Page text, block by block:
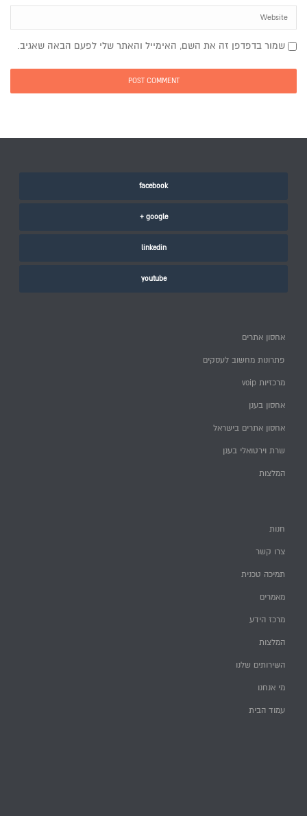
שמור בדפדפן זה את השם, האימייל והאתר שלי לפעם הבאה שאגיב.
facebook
google +
linkedin
youtube
אחסון אתרים
פתרונות מחשוב לעסקים
מרכזיות voip
אחסון בענן
אחסון אתרים בישראל
שרת וירטואלי בענן
המלצות
חנות
צרו קשר
תמיכה טכנית
מאמרים
מרכז הידע
המלצות
השירותים שלנו
מי אנחנו
עמוד הבית